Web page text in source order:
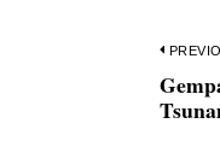
pos
post: